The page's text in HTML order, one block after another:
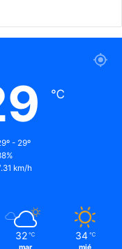
℃
- 29º
km/h
32 ℃
mar
34 ℃
mié